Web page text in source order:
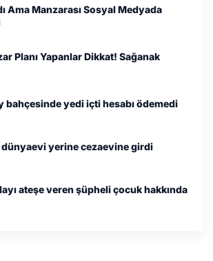
Ama Manzarası Sosyal Medyada
Planı Yapanlar Dikkat! Sağanak
bahçesinde yedi içti hesabı ödemedi
dünyaevi yerine cezaevine girdi
ateşe veren şüpheli çocuk hakkında